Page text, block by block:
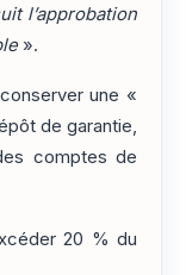
l’approbation
».
une «
de garantie,
comptes de
20 % du